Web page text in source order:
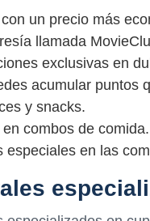
un precio más
llamada
exclusivas en
acumular puntos
y snacks.
combos de
en las